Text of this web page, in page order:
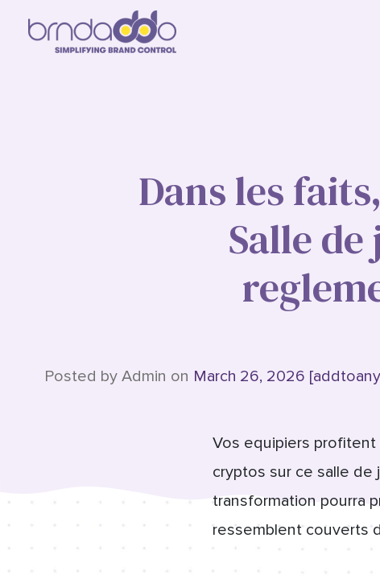
Dans les
Salle
Posted by Admin on March 26, 2026
Vos equipiers profitent
cryptos sur ce salle de
transformation pourra
ressemblent couverts